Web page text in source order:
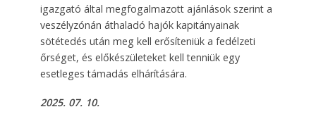
igazgató által megfogalmazott ajánlások szerint a
veszélyzónán áthaladó hajók kapitányainak
sötétedés után meg kell erősíteniük a fedélzeti
őrséget, és előkészületeket kell tenniük egy
esetleges támadás elhárítására.
2025. 07. 10.